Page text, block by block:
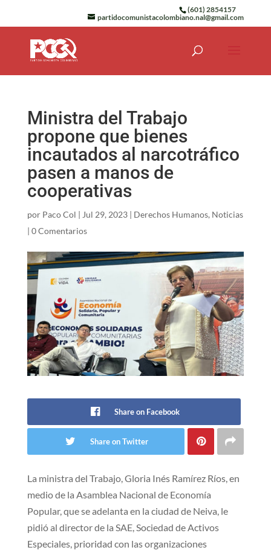
(601) 2854157
partidocomunistacolombiano.nal@gmail.com
Ministra del Trabajo
propone que bienes
incautados al narcotráfico
pasen a manos de
cooperativas
por Paco Col | Jul 29, 2023| Derechos Humanos, Noticias
| 0 Comentarios
Share on Facebook
Share on Twitter
La ministra del Trabajo, Gloria Inés Ramírez Ríos, en
medio de la Asamblea Nacional de Economía
Popular, que se adelanta en la ciudad de Neiva, le
pidió al director de la SAE, Sociedad de Activos
Especiales, prioridad con las organizaciones